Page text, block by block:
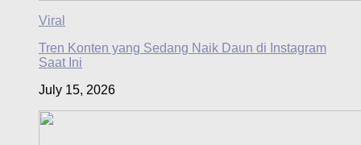
Viral
Tren Konten yang Sedang Naik Daun di Instagram
Saat Ini
July 15, 2026